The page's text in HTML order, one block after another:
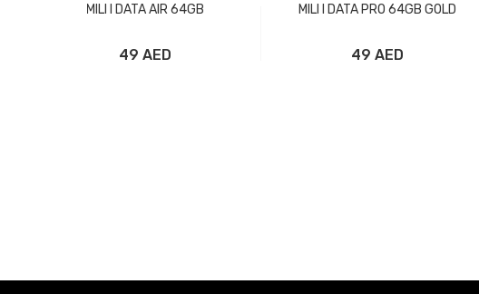
MILI I DATA AIR 64GB
49 AED
MILI I DATA PRO 64GB GOLD
49 AED